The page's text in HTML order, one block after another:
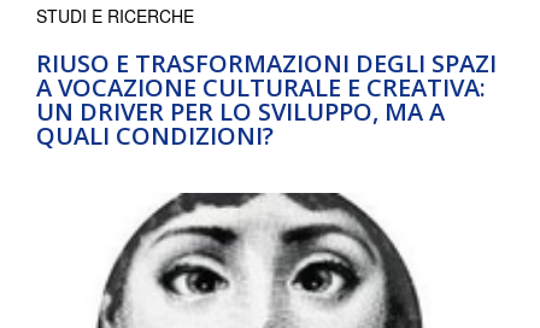
RIUSO E TRASFORMAZIONI DEGLI SPAZI
A VOCAZIONE CULTURALE E CREATIVA:
UN DRIVER PER LO SVILUPPO, MA A
QUALI CONDIZIONI?
STUDI E RICERCHE